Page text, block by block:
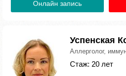
Онлайн запись
Успенская
Аллерголог,
Стаж: 20 лет